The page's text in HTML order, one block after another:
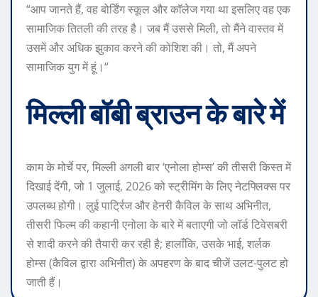
“आप जानते हैं, वह बोर्डिंग स्कूल और कॉलेज गया था इसलिए वह एक
सामाजिक तितली की तरह है। जब मैं उससे मिली, तो मैंने वास्तव में
उसमें और अधिक झुकाव करने की कोशिश की। तो, मैं अपने
सामाजिक युग में हूं।“
मिल्ली बॉबी ब्राउन के बारे में
काम के मोर्चे पर, मिल्ली अगली बार ‘एनोला होम्स’ की तीसरी किस्त में
दिखाई देंगी, जो 1 जुलाई, 2026 को स्ट्रीमिंग के लिए नेटफ्लिक्स पर
उपलब्ध होगी। लुई पार्ट्रिज और हेनरी कैविल के साथ अभिनीत,
तीसरी फिल्म की कहानी एनोला के बारे में बताएगी जो लॉर्ड टिवेसबरी
से शादी करने की तैयारी कर रही है; हालाँकि, उसके भाई, शर्लक
होम्स (कैविल द्वारा अभिनीत) के अपहरण के बाद चीजें उलट-पुलट हो
जाती हैं।